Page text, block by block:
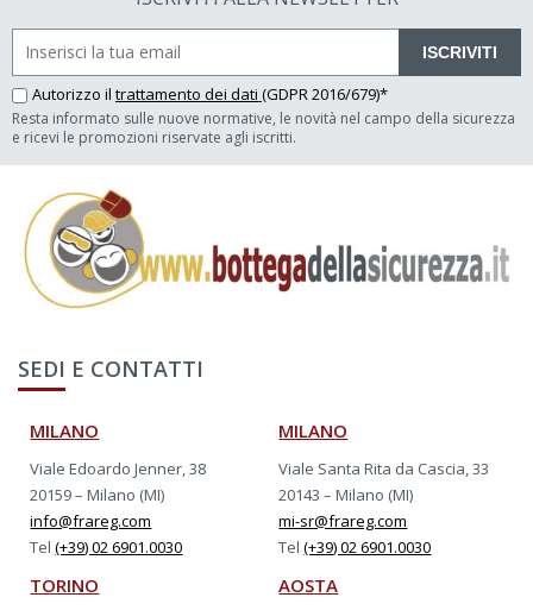
ISCRIVITI
Autorizzo il trattamento dei dati (GDPR 2016/679)*
Resta informato sulle nuove normative, le novità nel campo della sicurezza
e ricevi le promozioni riservate agli iscritti.
SEDI E CONTATTI
MILANO
Viale Edoardo Jenner, 38
20159 – Milano (MI)
info@frareg.com
Tel(+39) 02 6901.0030
MILANO
Viale Santa Rita da Cascia, 33
20143 – Milano (MI)
mi-sr@frareg.com
Tel(+39) 02 6901.0030
TORINO AOSTA